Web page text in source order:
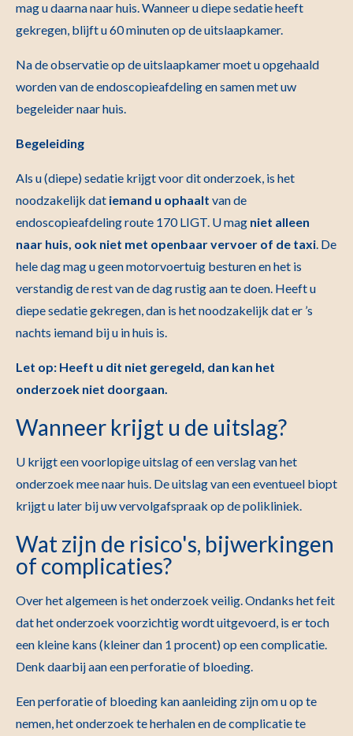
mag u daarna naar huis. Wanneer u diepe sedatie heeft
gekregen, blijft u 60 minuten op de uitslaapkamer.
Na de observatie op de uitslaapkamer moet u opgehaald
worden van de endoscopieafdeling en samen met uw
begeleider naar huis.
Begeleiding
Als u (diepe) sedatie krijgt voor dit onderzoek, is het
noodzakelijk dat iemand u ophaalt van de
endoscopieafdeling route 170 LIGT. U mag niet alleen
naar huis, ook niet met openbaar vervoer of de taxi . De
hele dag mag u geen motorvoertuig besturen en het is
verstandig de rest van de dag rustig aan te doen. Heeft u
diepe sedatie gekregen, dan is het noodzakelijk dat er ’s
nachts iemand bij u in huis is.
Let op: Heeft u dit niet geregeld, dan kan het
onderzoek niet doorgaan.
Wanneer krijgt u de uitslag?
U krijgt een voorlopige uitslag of een verslag van het
onderzoek mee naar huis. De uitslag van een eventueel biopt
krijgt u later bij uw vervolgafspraak op de polikliniek.
Wat zijn de risico's, bijwerkingen
of complicaties?
Over het algemeen is het onderzoek veilig. Ondanks het feit
dat het onderzoek voorzichtig wordt uitgevoerd, is er toch
een kleine kans (kleiner dan 1 procent) op een complicatie.
Denk daarbij aan een perforatie of bloeding.
Een perforatie of bloeding kan aanleiding zijn om u op te
nemen, het onderzoek te herhalen en de complicatie te